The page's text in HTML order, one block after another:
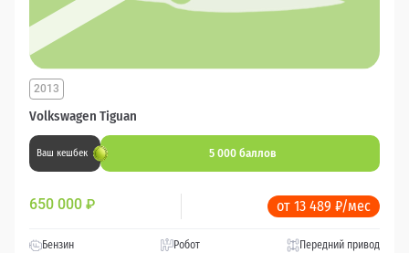
Volkswagen Tiguan
2013
Ваш кешбек 5 000 баллов
650 000 ₽ от 13 489 ₽/мес
Бензин Робот Передний привод